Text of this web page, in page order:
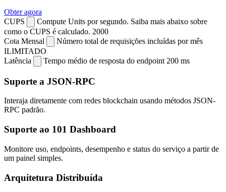
Obter agora
CUPS
Compute Units por segundo. Saiba mais abaixo sobre
como o CUPS é calculado. 2000
Cota Mensal
Número total de requisições incluídas por mês
ILIMITADO
Latência
Tempo médio de resposta do endpoint 200 ms
Suporte a JSON-RPC
Interaja diretamente com redes blockchain usando métodos JSON-
RPC padrão.
Suporte ao 101 Dashboard
Monitore uso, endpoints, desempenho e status do serviço a partir de
um painel simples.
Arquitetura Distribuída